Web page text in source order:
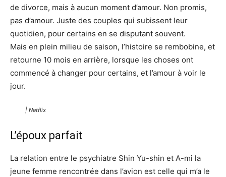
de divorce, mais à aucun moment d’amour. Non promis,
pas d’amour. Juste des couples qui subissent leur
quotidien, pour certains en se disputant souvent.
Mais en plein milieu de saison, l’histoire se rembobine, et
retourne 10 mois en arrière, lorsque les choses ont
commencé à changer pour certains, et l’amour à voir le
jour.
| Netflix
L’époux parfait
La relation entre le psychiatre Shin Yu-shin et A-mi la
jeune femme rencontrée dans l’avion est celle qui m’a le